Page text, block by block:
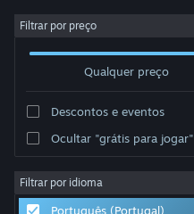
Iniciar sessão
Sobre
Filtrar por preço
Qualquer preço
Descontos e eventos
Ocultar "grátis para jogar"
Filtrar por idioma
Português (Portugal)
Developer: Core Loop Games
Ordenar por Relevância